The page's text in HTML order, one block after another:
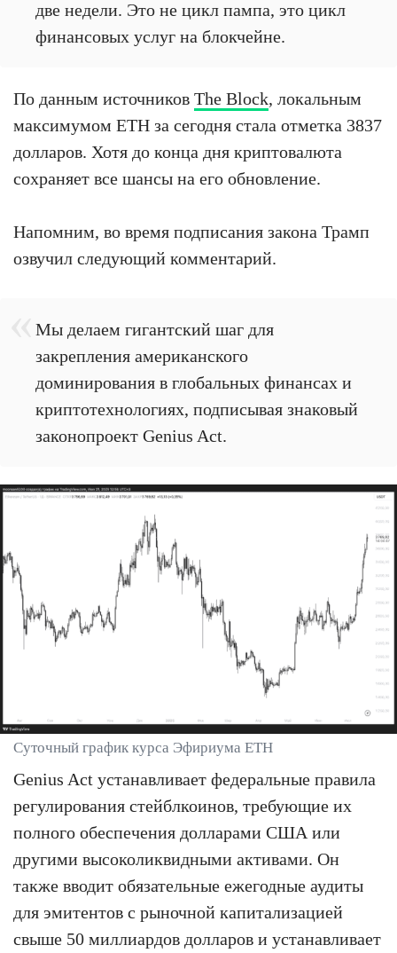
две недели. Это не цикл пампа, это цикл
финансовых услуг на блокчейне.
По данным источников The Block, локальным
максимумом ETH за сегодня стала отметка 3837
долларов. Хотя до конца дня криптовалюта
сохраняет все шансы на его обновление.
Напомним, во время подписания закона Трамп
озвучил следующий комментарий.
Мы делаем гигантский шаг для
закрепления американского
доминирования в глобальных финансах и
криптотехнологиях, подписывая знаковый
законопроект Genius Act.
Суточный график курса Эфириума ETH
Genius Act устанавливает федеральные правила
регулирования стейблкоинов, требующие их
полного обеспечения долларами США или
другими высоколиквидными активами. Он
также вводит обязательные ежегодные аудиты
для эмитентов с рыночной капитализацией
свыше 50 миллиардов долларов и устанавливает